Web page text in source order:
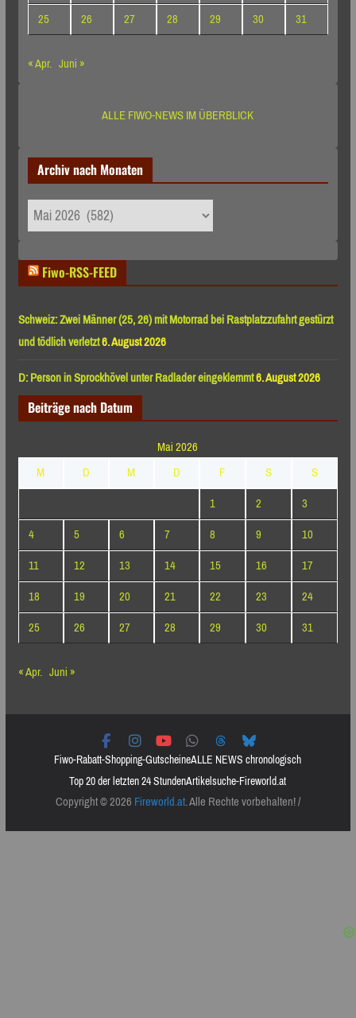
25
26 27 28 29 30
31
« Apr. Juni »
ALLE FIWO-NEWS IM ÜBERBLICK
Archiv nach Monaten
Archiv
nach
Fiwo-RSS-FEED
Schweiz: Zwei Männer (25, 26) mit Motorrad bei Rastplatzzufahrt gestürzt
und tödlich verletzt6. August 2026
D: Person in Sprockhövel unter Radlader eingeklemmt6. August 2026
Beiträge nach Datum
Mai 2026
M
D M D F S
S
1
2
3
4
5 6 7 8 9
10
11
12 13 14 15 16
17
18
19 20 21 22 23
24
25
26 27 28 29 30
31
« Apr. Juni »
Fiwo-Rabatt-Shopping-GutscheineALLE NEWS chronologisch
Top 20 der letzten 24 StundenArtikelsuche-Fireworld.at
Copyright © 2026Fireworld.at. Alle Rechte vorbehalten! /